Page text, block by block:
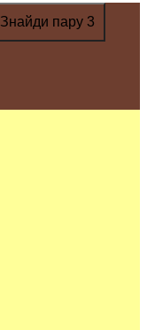
Знайди пару 3